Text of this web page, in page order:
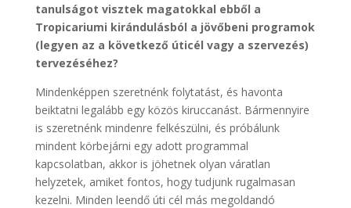
tanulságot visztek magatokkal ebből a
Tropicariumi kirándulásból a jövőbeni programok
(legyen az a következő úticél vagy a szervezés)
tervezéséhez?
Mindenképpen szeretnénk folytatást, és havonta
beiktatni legalább egy közös kiruccanást. Bármennyire
is szeretnénk mindenre felkészülni, és próbálunk
mindent körbejárni egy adott programmal
kapcsolatban, akkor is jöhetnek olyan váratlan
helyzetek, amiket fontos, hogy tudjunk rugalmasan
kezelni. Minden leendő úti cél más megoldandó